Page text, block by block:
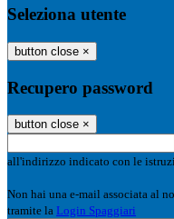
Seleziona utente
button close ×
Recupero password
button close ×
all'indirizzo indicato con le
Non hai una e-mail associata al
tramite la Login Spaggiari